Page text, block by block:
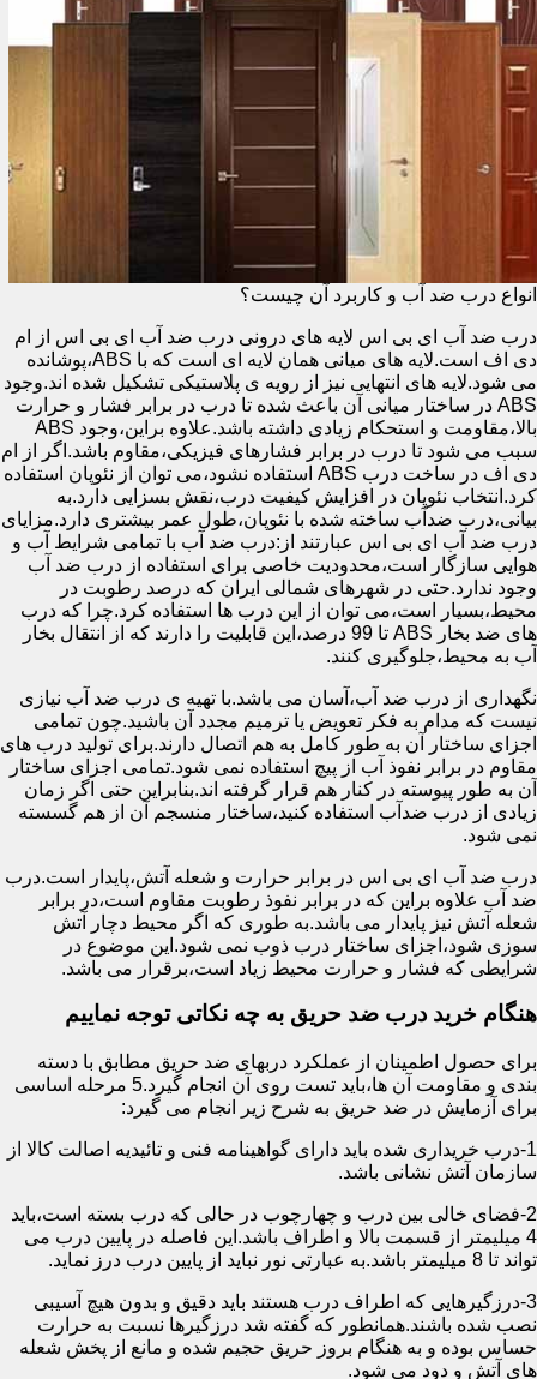
انواع درب ضد آب و کاربرد آن چیست؟
درب ضد آب ای بی اس لایه های درونی درب ضد آب ای بی اس از ام
دی اف است.لایه های میانی همان لایه ای است که با ABS،پوشانده
می شود.لایه های انتهایی نیز از رویه ی پلاستیکی تشکیل شده اند.وجود
ABS در ساختار میانی آن باعث شده تا درب در برابر فشار و حرارت
بالا،مقاومت و استحکام زیادی داشته باشد.علاوه براین،وجود ABS
سبب می شود تا درب در برابر فشارهای فیزیکی،مقاوم باشد.اگر از ام
دی اف در ساخت درب ABS استفاده نشود،می توان از نئوپان استفاده
کرد.انتخاب نئوپان در افزایش کیفیت درب،نقش بسزایی دارد.به
بیانی،درب ضدآب ساخته شده با نئوپان،طول عمر بیشتری دارد.مزایای
درب ضد آب ای بی اس عبارتند از:درب ضد آب با تمامی شرایط آب و
هوایی سازگار است،محدودیت خاصی برای استفاده از درب ضد آب
وجود ندارد.حتی در شهرهای شمالی ایران که درصد رطوبت در
محیط،بسیار است،می توان از این درب ها استفاده کرد.چرا که درب
های ضد بخار ABS تا 99 درصد،این قابلیت را دارند که از انتقال بخار
آب به محیط،جلوگیری کنند.
نگهداری از درب ضد آب،آسان می باشد.با تهیه ی درب ضد آب نیازی
نیست که مدام به فکر تعویض یا ترمیم مجدد آن باشید.چون تمامی
اجزای ساختار آن به طور کامل به هم اتصال دارند.برای تولید درب های
مقاوم در برابر نفوذ آب از پیچ استفاده نمی شود.تمامی اجزای ساختار
آن به طور پیوسته در کنار هم قرار گرفته اند.بنابراین حتی اگر زمان
زیادی از درب ضدآب استفاده کنید،ساختار منسجم آن از هم گسسته
نمی شود.
درب ضد آب ای بی اس در برابر حرارت و شعله آتش،پایدار است.درب
ضد آب علاوه براین که در برابر نفوذ رطوبت مقاوم است،در برابر
شعله آتش نیز پایدار می باشد.به طوری که اگر محیط دچار آتش
سوزی شود،اجزای ساختار درب ذوب نمی شود.این موضوع در
شرایطی که فشار و حرارت محیط زیاد است،برقرار می باشد.
هنگام خرید درب ضد حریق به چه نکاتی توجه نماییم
برای حصول اطمینان از عملکرد دربهای ضد حریق مطابق با دسته
بندی و مقاومت آن ها،باید تست روی آن انجام گیرد.5 مرحله اساسی
برای آزمایش در ضد حریق به شرح زیر انجام می گیرد:
1-درب خریداری شده باید دارای گواهینامه فنی و تائیدیه اصالت کالا از
سازمان آتش نشانی باشد.
2-فضای خالی بین درب و چهارچوب در حالی که درب بسته است،باید
4 میلیمتر از قسمت بالا و اطراف باشد.این فاصله در پایین درب می
تواند تا 8 میلیمتر باشد.به عبارتی نور نباید از پایین درب درز نماید.
3-درزگیرهایی که اطراف درب هستند باید دقیق و بدون هیچ آسیبی
نصب شده باشند.همانطور که گفته شد درزگیرها نسبت به حرارت
حساس بوده و به هنگام بروز حریق حجیم شده و مانع از پخش شعله
های آتش و دود می شود.